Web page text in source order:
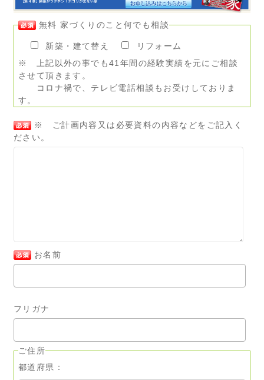
無料 家づくりのこと何でも相談
新築・建て替え
リフォーム
※ 上記以外の事でも41年間の経験実績を元にご相談
させて頂きます。
コロナ禍で、テレビ電話相談もお受けしておりま
す。
※ ご計画内容又は必要資料の内容などをご記入く
ださい。
お名前
フリガナ
ご住所
都道府県：